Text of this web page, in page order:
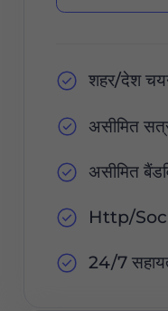
शहर/देश
असीमित
असीमित
Http/
24/7